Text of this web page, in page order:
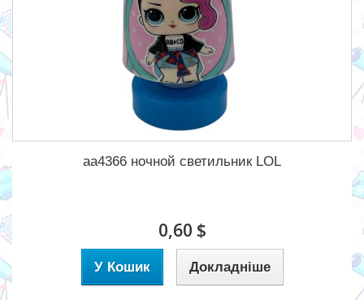
aa4366 ночной светильник LOL
0,60 $
У Кошик Докладніше